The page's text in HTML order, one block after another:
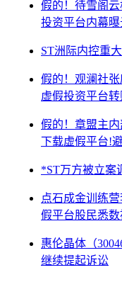
假的！待雪阁
投资平台内幕曝
ST洲际内控重
假的！观澜社
虚假投资平台转
假的！章盟主
下载虚假平台!
*ST万方被立案
点石成金训练
假平台股民悉数
惠伦晶体（
继续提起诉讼